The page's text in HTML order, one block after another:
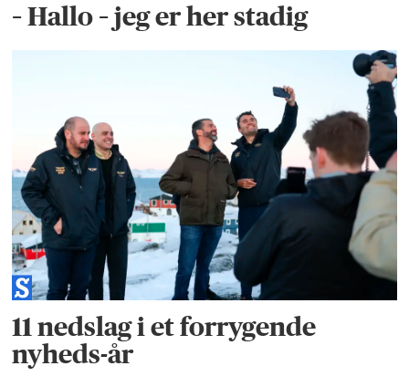
– Hallo – jeg er her stadig
11 nedslag i et forrygende
nyheds-år